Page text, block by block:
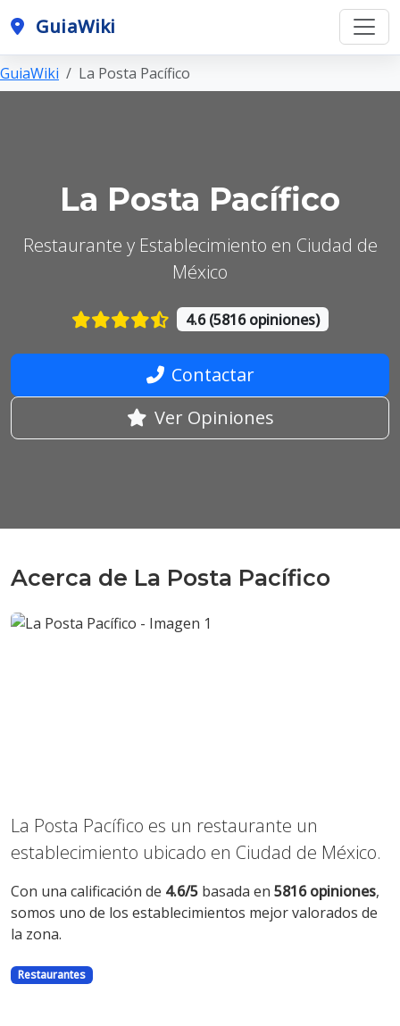
GuiaWiki
GuiaWiki La Posta Pacífico
La Posta Pacífico
Restaurante y Establecimiento en Ciudad de
México
4.6 (5816 opiniones)
Contactar
Ver Opiniones
Acerca de La Posta Pacífico
La Posta Pacífico es un restaurante un
establecimiento ubicado en Ciudad de México.
Con una calificación de 4.6/5 basada en 5816 opiniones,
somos uno de los establecimientos mejor valorados de
la zona.
Restaurantes